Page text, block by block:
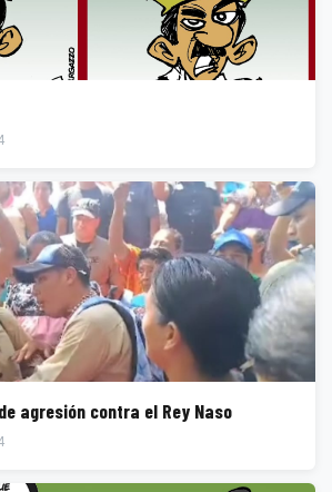
agresión contra el Rey Naso